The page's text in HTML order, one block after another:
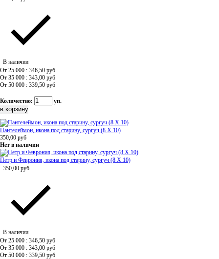
В наличии
От 25 000 : 346,50 руб
От 35 000 : 343,00 руб
От 50 000 : 339,50 руб
Количество: уп.
Пантелеймон, икона под старину, сургуч (8 Х 10)
350,00 руб
Нет в наличии
Петр и Феврония, икона под старину, сургуч (8 Х 10)
350,00 руб
В наличии
От 25 000 : 346,50 руб
От 35 000 : 343,00 руб
От 50 000 : 339,50 руб